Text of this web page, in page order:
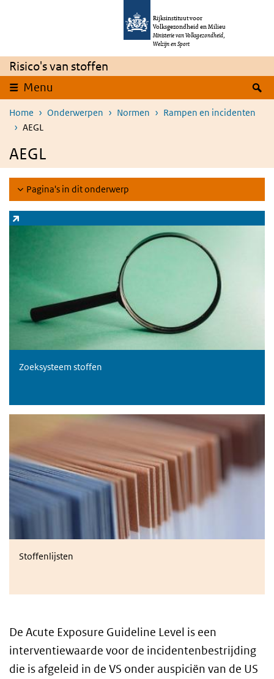
Overslaan en naar de inhoud gaan
Rijksinstituut voor
Volksgezondheid en Milieu
Ministerie van Volksgezondheid,
Welzijn en Sport
Risico's van stoffen
Menu
Home Onderwerpen Normen
Rampen en incidenten
AEGL
AEGL
Pagina's in dit onderwerp
Zoeksysteem stoffen
(externe link)
Zoeksysteem stoffen
Stoffenlijsten
De Acute Exposure Guideline Level is een
interventiewaarde voor de incidentenbestrijding
die is afgeleid in de VS onder auspiciën van de US